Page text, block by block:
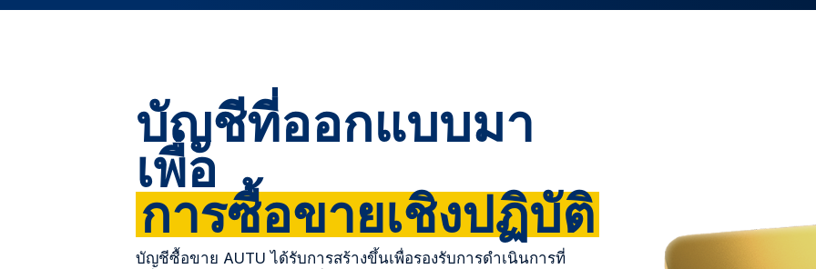
บัญชีที่ออกแบบมา
เพื่อ
การซื้อขายเชิงปฏิบัติ
บัญชีซื้อขาย AUTU ได้รับการสร้างขึ้นเพื่อรองรับการดำเนินการที่